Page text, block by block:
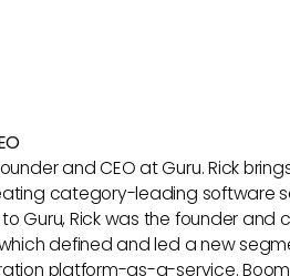
podría mejorar
de información, transformando
and CEO at Guru. Rick
category-leading software
Guru, Rick was the founder and
defined and led a new
platform-as-a-service.